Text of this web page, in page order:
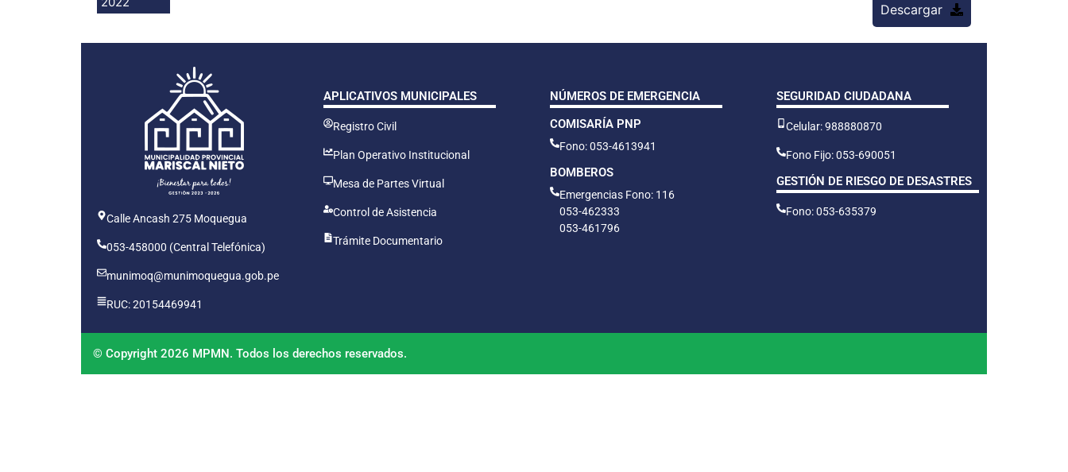
Descargar
Calle Ancash 275 Moquegua
053-458000 (Central Telefónica)
munimoq@munimoquegua.gob.pe
RUC: 20154469941
APLICATIVOS MUNICIPALES
Registro Civil
Plan Operativo Institucional
Mesa de Partes Virtual
Control de Asistencia
Trámite Documentario
NÚMEROS DE EMERGENCIA
COMISARÍA PNP
Fono: 053-4613941
BOMBEROS
Emergencias Fono: 116
053-462333
053-461796
SEGURIDAD CIUDADANA
Celular: 988880870
Fono Fijo: 053-690051
GESTIÓN DE RIESGO DE DESASTRES
Fono: 053-635379
© Copyright 2026 MPMN. Todos los derechos reservados.